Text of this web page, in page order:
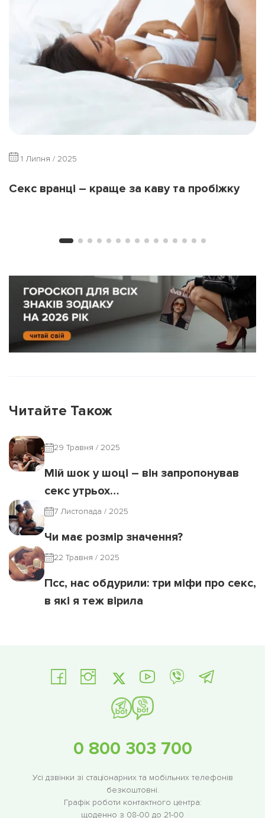
1 Липня / 2025
Секс вранці – краще за каву та пробіжку
Читайте Також
29 Травня / 2025
Мій шок у шоці – він запропонував
секс утрьох…
7 Листопада / 2025
Чи має розмір значення?
22 Травня / 2025
Псс, нас обдурили: три міфи про секс,
в які я теж вірила
0 800 303 700
Усі дзвінки зі стаціонарних та мобільних телефонів
безкоштовні.
Графік роботи контактного центра:
щоденно з 08-00 до 21-00